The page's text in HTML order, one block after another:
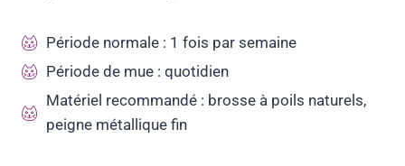
Période normale : 1 fois par semaine
Période de mue : quotidien
Matériel recommandé : brosse à poils naturels,
peigne métallique fin